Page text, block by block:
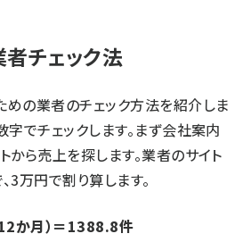
チェック法
めの業者のチェック方法を紹介しま
字でチェックします。まず会社案内
から売上を探します。業者のサイト
3万円で割り算します。
か月）＝1388.8件